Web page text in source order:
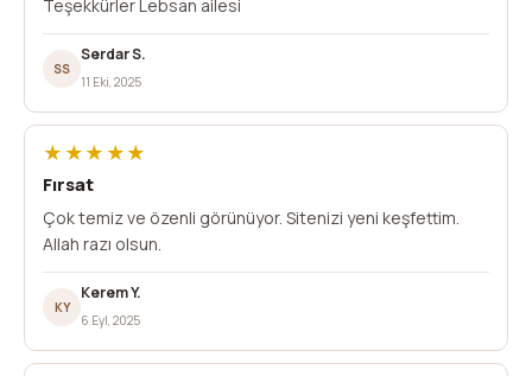
Teşekkürler Lebsan ailesi
SS
Serdar S.
11 Eki, 2025
★★★★★
Fırsat
Çok temiz ve özenli görünüyor. Sitenizi yeni keşfettim.
Allah razı olsun.
KY
Kerem Y.
6 Eyl, 2025